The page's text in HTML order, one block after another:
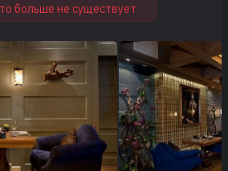
больше не существует